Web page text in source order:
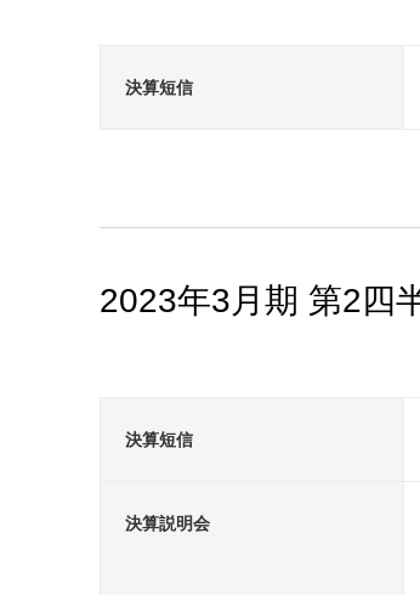
決算短信
2023年3月期 第2四
決算短信
決算説明会